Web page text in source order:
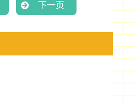
下一页